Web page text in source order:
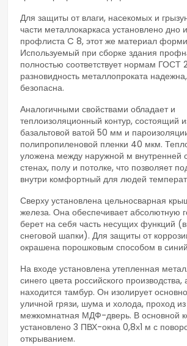
Для защиты от влаги, насекомых и
части металлокаркаса установлено дно
профлиста C 8, этот же материал
Используемый при сборке здания
полностью соответствует нормам
разновидность металлопроката
безопасна.
Аналогичными свойствами обладает и
теплоизоляционный контур, состоящий
базальтовой ватой 50 мм и
полипропиленовой пленки 40 мкм.
уложена между наружной м внутренней
стенах, полу и потолке, что позволяет
внутри комфортный для людей
Сверху установлена цельносварная
железа. Она обеспечивает абсолютную
берет на себя часть несущих функций
снеговой шапки). Для защиты от
окрашена порошковым способом в
На входе установлена утепленная
синего цвета российского производства,
находится тамбур. Он изолирует
уличной грязи, шума и холода, проход
межкомнатная МДФ-дверь. В основной
установлено 3 ПВХ-окна 0,8х1 м с
открыванием.